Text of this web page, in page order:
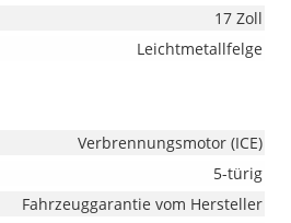
17 Zoll
Leichtmetallfelge
Verbrennungsmotor (ICE)
5-türig
Fahrzeuggarantie vom Hersteller